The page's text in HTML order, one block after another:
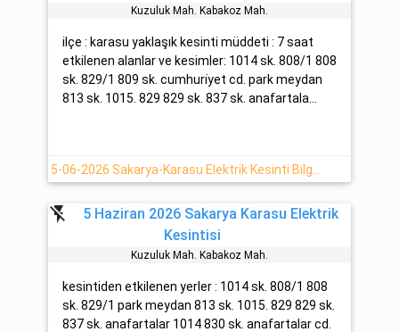
Kuzuluk Mah. Kabakoz Mah.
ilçe : karasu yaklaşık kesinti müddeti : 7 saat
etkilenen alanlar ve kesimler: 1014 sk. 808/1 808
sk. 829/1 809 sk. cumhuri̇yet cd. park meydan
813 sk. 1015. 829 829 sk. 837 sk. anafartala...
flash_off
5 Haziran 2026 Sakarya Karasu Elektrik
Kesintisi
Kuzuluk Mah. Kabakoz Mah.
kesintiden etkilenen yerler : 1014 sk. 808/1 808
sk. 829/1 park meydan 813 sk. 1015. 829 829 sk.
837 sk. anafartalar 1014 830 sk. anafartalar cd.